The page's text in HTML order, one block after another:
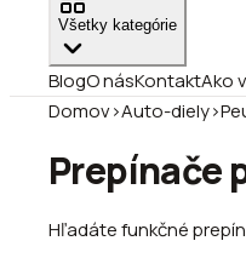
Všetky kategórie
BlogO násKontaktAko
Domov›Auto-diely›
Prepínače
Hľadáte funkčné